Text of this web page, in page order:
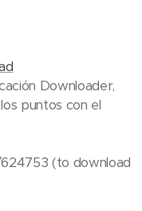
Downloader,
puntos con el
(to download